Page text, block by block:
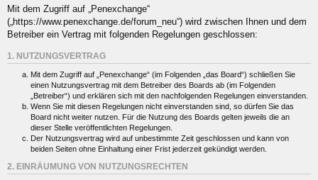
Mit dem Zugriff auf „Penexchange“
(„https://www.penexchange.de/forum_neu“) wird zwischen Ihnen und dem
Betreiber ein Vertrag mit folgenden Regelungen geschlossen:
1. NUTZUNGSVERTRAG
Mit dem Zugriff auf „Penexchange“ (im Folgenden „das Board“) schließen Sie
einen Nutzungsvertrag mit dem Betreiber des Boards ab (im Folgenden
„Betreiber“) und erklären sich mit den nachfolgenden Regelungen einverstanden.
Wenn Sie mit diesen Regelungen nicht einverstanden sind, so dürfen Sie das
Board nicht weiter nutzen. Für die Nutzung des Boards gelten jeweils die an
dieser Stelle veröffentlichten Regelungen.
Der Nutzungsvertrag wird auf unbestimmte Zeit geschlossen und kann von
beiden Seiten ohne Einhaltung einer Frist jederzeit gekündigt werden.
2. EINRÄUMUNG VON NUTZUNGSRECHTEN